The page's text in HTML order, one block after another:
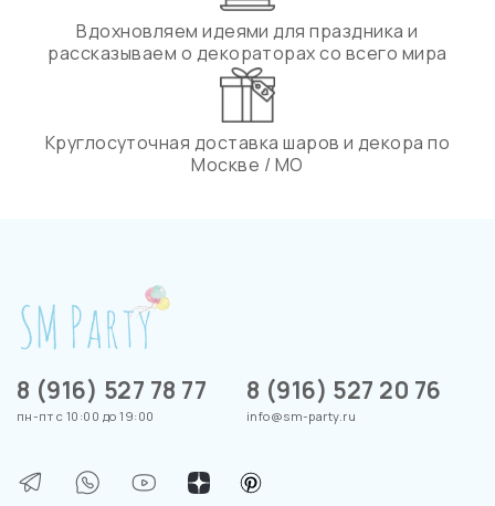
Вдохновляем идеями для праздника и
рассказываем о декораторах со всего мира
Круглосуточная доставка шаров и декора по
Москве / МО
8 (916) 527 78 77
пн-пт с 10:00 до 19:00
8 (916) 527 20 76
info@sm-party.ru